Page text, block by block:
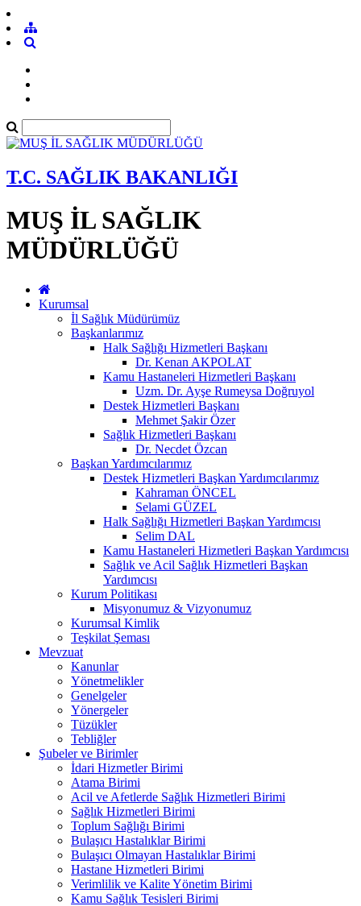
T.C. SAĞLIK BAKANLIĞI
MUŞ İL SAĞLIK
MÜDÜRLÜĞÜ
Kurumsal
İl Sağlık Müdürümüz
Başkanlarımız
Halk Sağlığı Hizmetleri Başkanı
Dr. Kenan AKPOLAT
Kamu Hastaneleri Hizmetleri Başkanı
Uzm. Dr. Ayşe Rumeysa Doğruyol
Destek Hizmetleri Başkanı
Mehmet Şakir Özer
Sağlık Hizmetleri Başkanı
Dr. Necdet Özcan
Başkan Yardımcılarımız
Destek Hizmetleri Başkan Yardımcılarımız
Kahraman ÖNCEL
Selami GÜZEL
Halk Sağlığı Hizmetleri Başkan Yardımcısı
Selim DAL
Kamu Hastaneleri Hizmetleri Başkan Yardımcısı
Sağlık ve Acil Sağlık Hizmetleri Başkan
Yardımcısı
Kurum Politikası
Misyonumuz & Vizyonumuz
Kurumsal Kimlik
Teşkilat Şeması
Mevzuat
Kanunlar
Yönetmelikler
Genelgeler
Yönergeler
Tüzükler
Tebliğler
Şubeler ve Birimler
İdari Hizmetler Birimi
Atama Birimi
Acil ve Afetlerde Sağlık Hizmetleri Birimi
Sağlık Hizmetleri Birimi
Toplum Sağlığı Birimi
Bulaşıcı Hastalıklar Birimi
Bulaşıcı Olmayan Hastalıklar Birimi
Hastane Hizmetleri Birimi
Verimlilik ve Kalite Yönetim Birimi
Kamu Sağlık Tesisleri Birimi